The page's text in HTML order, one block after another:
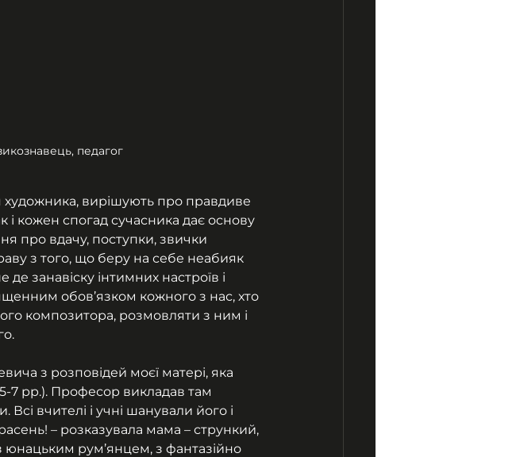
педагог
вирішують про правдиве
кожен спогад сучасника дає основу
про вдачу, поступки, звички
з того, що беру на себе неабияк
занавіску інтимних настроїв і
обов’язком кожного з нас, хто
композитора, розмовляти з ним і
з розповідей моєї матері, яка
7 рр.). Професор викладав там
Всі вчителі і учні шанували його і
– розказувала мама – стрункий,
рум’янцем, з фантазійно